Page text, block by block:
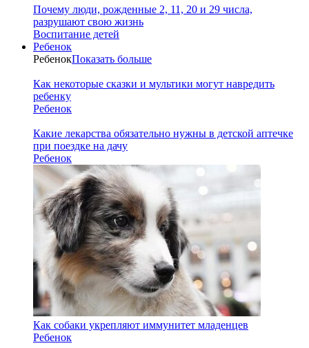
Почему люди, рожденные 2, 11, 20 и 29 числа,
разрушают свою жизнь
Воспитание детей
Ребенок
РебенокПоказать больше
Как некоторые сказки и мультики могут навредить
ребенку
Ребенок
Какие лекарства обязательно нужны в детской аптечке
при поездке на дачу
Ребенок
Как собаки укрепляют иммунитет младенцев
Ребенок